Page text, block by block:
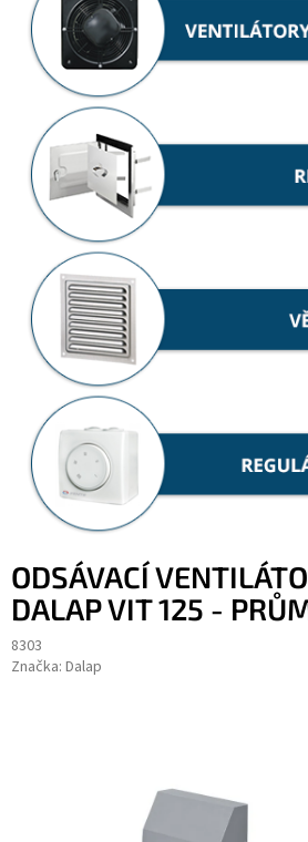
ODSÁVACÍ
DALAP VIT 125 -
8303
Značka: Dalap